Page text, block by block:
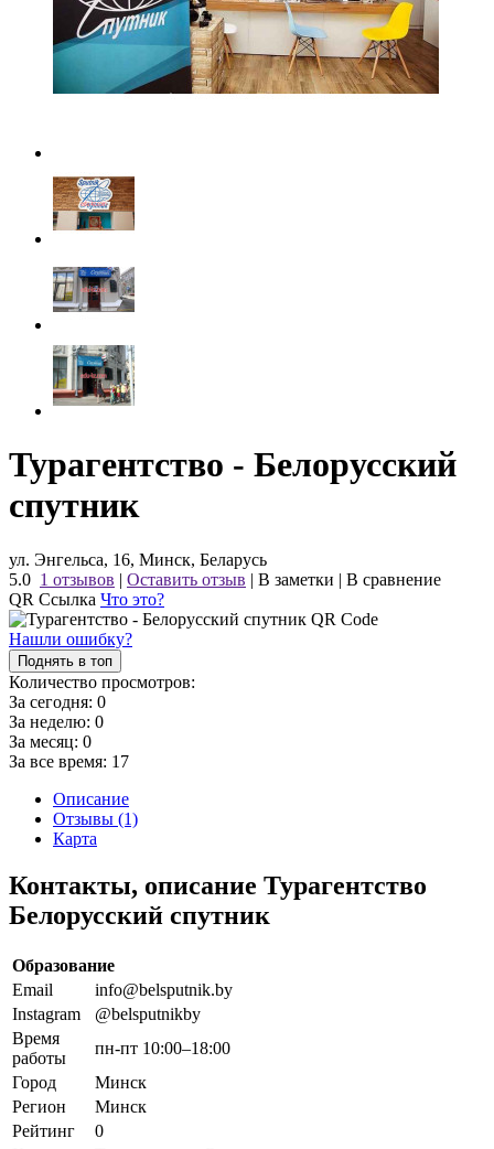
Турагентство - Белорусский
спутник
ул. Энгельса, 16, Минск, Беларусь
5.0 1 отзывов | Оставить отзыв | В заметки | В сравнение
QR Ссылка Что это?
Нашли ошибку?
Поднять в топ
Количество просмотров:
За сегодня: 0
За неделю: 0
За месяц: 0
За все время: 17
Описание
Отзывы (1)
Карта
Контакты, описание Турагентство
Белорусский спутник
Образование
Email
info@belsputnik.by
Instagram
@belsputnikby
Время
работы
пн-пт 10:00–18:00
Город
Минск
Регион
Минск
Рейтинг
0